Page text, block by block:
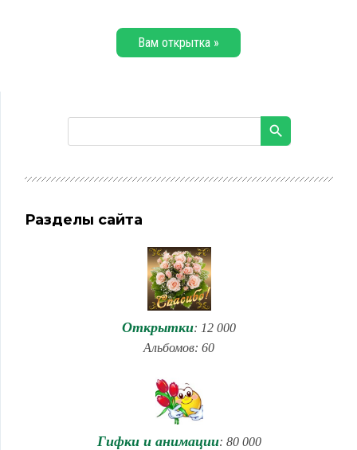
Вам открытка »
Разделы сайта
Открытки: 12 000
Альбомов: 60
Гифки и анимации: 80 000